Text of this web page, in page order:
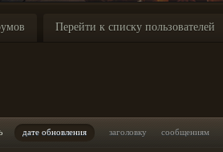
Перейти к списку пользователей
дате обновления заголовку сообщениям